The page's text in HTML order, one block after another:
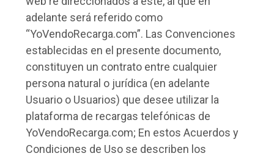
adelante será referido como
“YoVendoRecarga.com”. Las Convenciones
establecidas en el presente documento,
constituyen un contrato entre cualquier
persona natural o jurídica (en adelante
Usuario o Usuarios) que desee utilizar la
plataforma de recargas telefónicas de
YoVendoRecarga.com; En estos Acuerdos y
Condiciones de Uso se describen los